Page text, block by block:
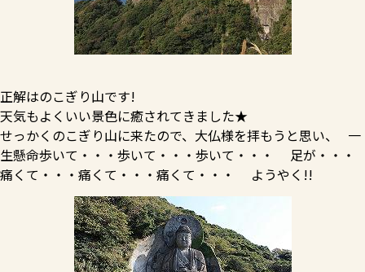
正解はのこぎり山です!
天気もよくいい景色に癒されてきました★
せっかくのこぎり山に来たので、大仏様を拝もうと思い、 一
生懸命歩いて・・・歩いて・・・歩いて・・・ 足が・・・
痛くて・・・痛くて・・・痛くて・・・ ようやく!!